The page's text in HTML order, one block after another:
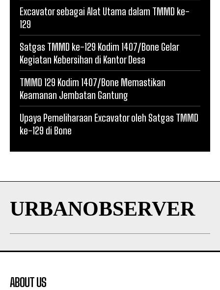
Excavator sebagai Alat Utama dalam TMMD ke-
129
Satgas TMMD ke-129 Kodim 1407/Bone Gelar
Kegiatan Kebersihan di Kantor Desa
TMMD 129 Kodim 1407/Bone Memastikan
Keamanan Jembatan Gantung
Upaya Pemeliharaan Excavator oleh Satgas TMMD
ke-129 di Bone
URBANOBSERVER
ABOUT US